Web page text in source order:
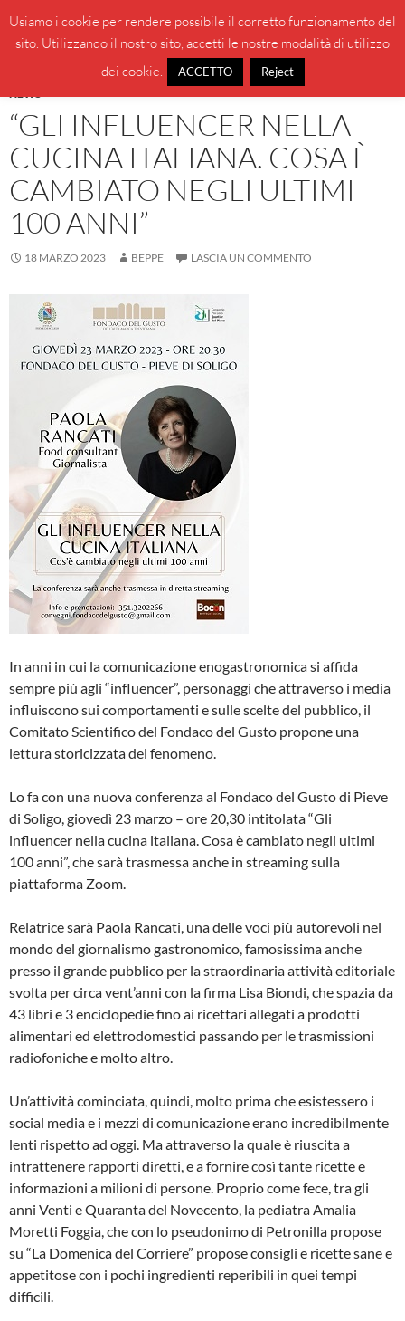
contenuto
BeppeBlog
MENU
NEWS
“GLI INFLUENCER NELLA
CUCINA ITALIANA. COSA È
CAMBIATO NEGLI ULTIMI
100 ANNI”
18 MARZO 2023 BEPPE LASCIA UN COMMENTO
In anni in cui la comunicazione enogastronomica si affida
sempre più agli “influencer”, personaggi che attraverso i media
influiscono sui comportamenti e sulle scelte del pubblico, il
Comitato Scientifico del Fondaco del Gusto propone una
lettura storicizzata del fenomeno.
Lo fa con una nuova conferenza al Fondaco del Gusto di Pieve
di Soligo, giovedì 23 marzo – ore 20,30 intitolata “Gli
influencer nella cucina italiana. Cosa è cambiato negli ultimi
100 anni”, che sarà trasmessa anche in streaming sulla
piattaforma Zoom.
Relatrice sarà Paola Rancati, una delle voci più autorevoli nel
mondo del giornalismo gastronomico, famosissima anche
presso il grande pubblico per la straordinaria attività editoriale
svolta per circa vent’anni con la firma Lisa Biondi, che spazia da
43 libri e 3 enciclopedie fino ai ricettari allegati a prodotti
alimentari ed elettrodomestici passando per le trasmissioni
radiofoniche e molto altro.
Un’attività cominciata, quindi, molto prima che esistessero i
social media e i mezzi di comunicazione erano incredibilmente
lenti rispetto ad oggi. Ma attraverso la quale è riuscita a
intrattenere rapporti diretti, e a fornire così tante ricette e
informazioni a milioni di persone. Proprio come fece, tra gli
anni Venti e Quaranta del Novecento, la pediatra Amalia
Moretti Foggia, che con lo pseudonimo di Petronilla propose
su “La Domenica del Corriere” propose consigli e ricette sane e
appetitose con i pochi ingredienti reperibili in quei tempi
difficili.
Usiamo i cookie per rendere possibile il corretto funzionamento del
sito. Utilizzando il nostro sito, accetti le nostre modalità di utilizzo
dei cookie.
ACCETTO Reject